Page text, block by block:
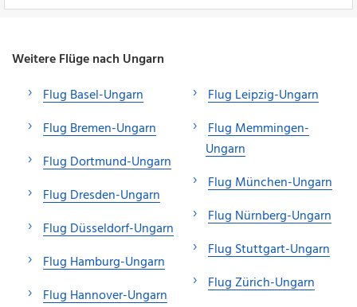
Weitere Flüge nach Ungarn
Flug Basel-Ungarn
Flug Bremen-Ungarn
Flug Dortmund-Ungarn
Flug Dresden-Ungarn
Flug Düsseldorf-Ungarn
Flug Hamburg-Ungarn
Flug Hannover-Ungarn
Flug Leipzig-Ungarn
Flug Memmingen-
Ungarn
Flug München-Ungarn
Flug Nürnberg-Ungarn
Flug Stuttgart-Ungarn
Flug Zürich-Ungarn